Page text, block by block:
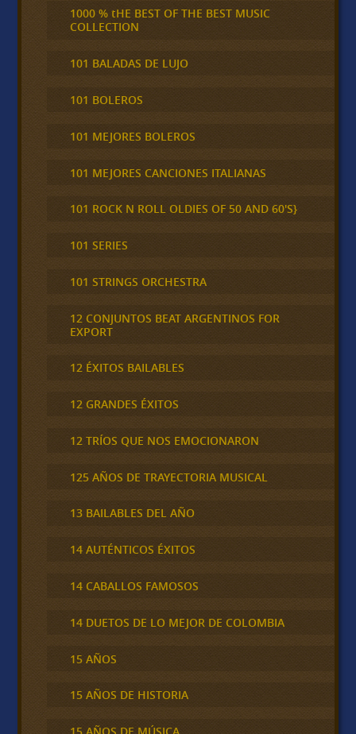
1000 % tHE BEST OF THE BEST MUSIC
COLLECTION
101 BALADAS DE LUJO
101 BOLEROS
101 MEJORES BOLEROS
101 MEJORES CANCIONES ITALIANAS
101 ROCK N ROLL OLDIES OF 50 AND 60'S}
101 SERIES
101 STRINGS ORCHESTRA
12 CONJUNTOS BEAT ARGENTINOS FOR
EXPORT
12 ÉXITOS BAILABLES
12 GRANDES ÉXITOS
12 TRÍOS QUE NOS EMOCIONARON
125 AÑOS DE TRAYECTORIA MUSICAL
13 BAILABLES DEL AÑO
14 AUTÉNTICOS ÉXITOS
14 CABALLOS FAMOSOS
14 DUETOS DE LO MEJOR DE COLOMBIA
15 AÑOS
15 AÑOS DE HISTORIA